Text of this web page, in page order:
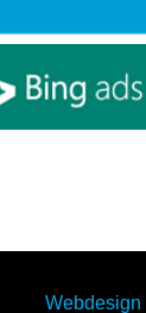
Webdesign